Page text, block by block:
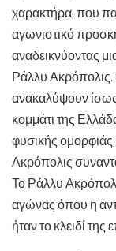
χαρακτήρα, που
αγωνιστικό
αναδεικνύοντας
Ράλλυ Ακρόπολις.
ανακαλύψουν ίσως
κομμάτι της
φυσικής
Ακρόπολις
Το Ράλλυ
αγώνας όπου η
ήταν το κλειδί της